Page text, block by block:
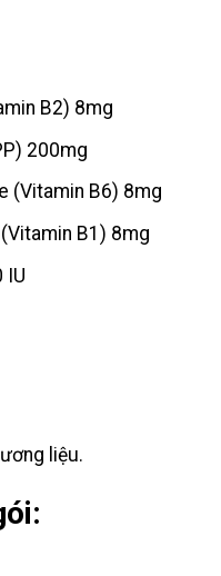
B2) 8mg
200mg
(Vitamin B6) 8mg
B1) 8mg
IU
liệu.